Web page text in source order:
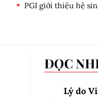
mới cho ngành AV
ĐỌC
Lý do